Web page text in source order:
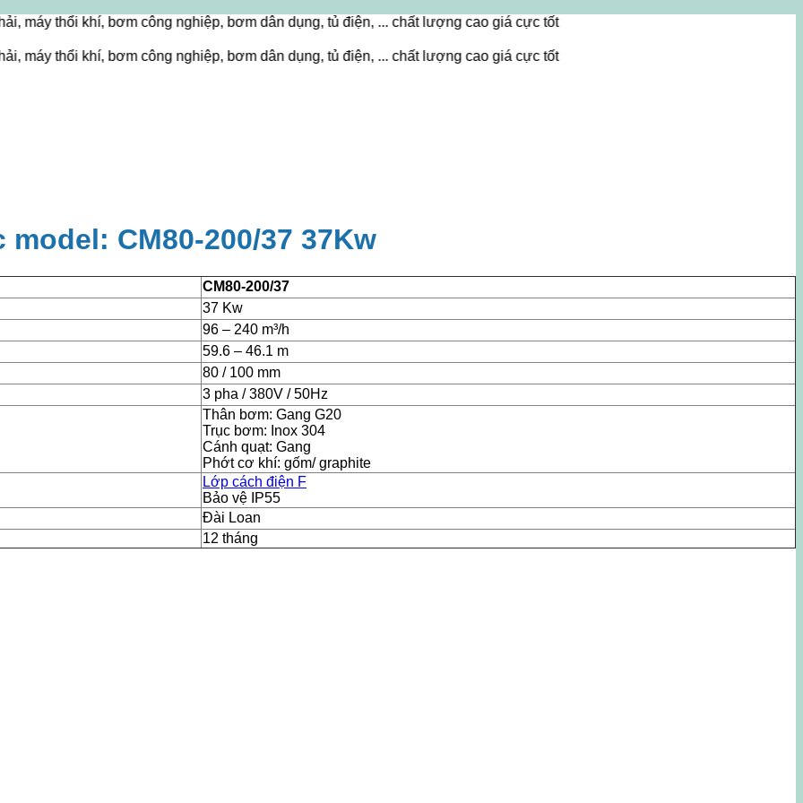
khí, bơm công nghiệp, bơm dân dụng, tủ điện, ... chất lượng cao giá cực tốt
khí, bơm công nghiệp, bơm dân dụng, tủ điện, ... chất lượng cao giá cực tốt
CM80-200/37 37Kw
CM80-200/37
37 Kw
96 – 240 m³/h
59.6 – 46.1 m
80 / 100 mm
3 pha / 380V / 50Hz
Thân bơm: Gang G20
Trục bơm: Inox 304
Cánh quạt: Gang
Phớt cơ khí: gốm/ graphite
Lớp cách điện F
Bảo vệ IP55
Đài Loan
12 tháng